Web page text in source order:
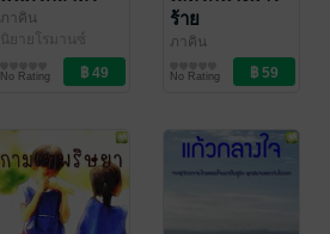
ภาคิน
นิยายโรมานซ์
No Rating
ร้าย
ภาคิน
นิยายโรมานซ์
No Rating